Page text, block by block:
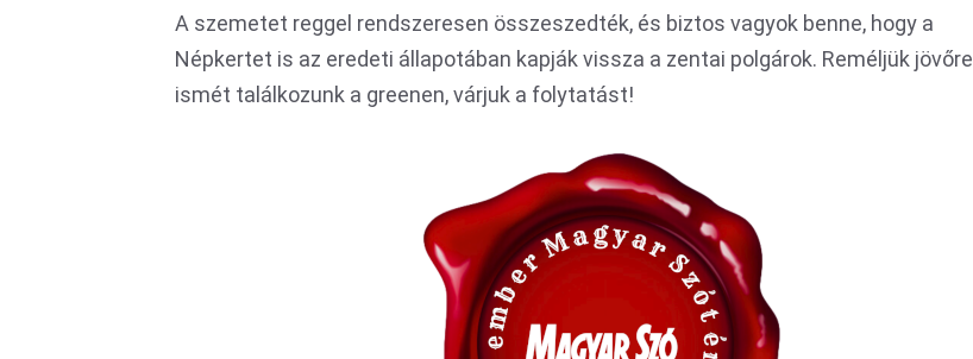
A szemetet reggel rendszeresen összeszedték, és biztos vagyok benne, hogy a
Népkertet is az eredeti állapotában kapják vissza a zentai polgárok. Reméljük jövőre
ismét találkozunk a greenen, várjuk a folytatást!